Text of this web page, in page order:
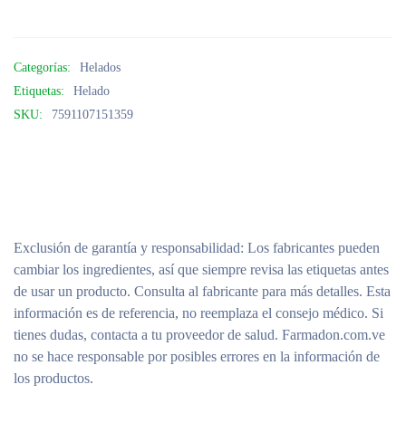
Categorías:
Helados
Etiquetas:
Helado
SKU:
7591107151359
Exclusión de garantía y responsabilidad: Los fabricantes pueden
cambiar los ingredientes, así que siempre revisa las etiquetas antes
de usar un producto. Consulta al fabricante para más detalles. Esta
información es de referencia, no reemplaza el consejo médico. Si
tienes dudas, contacta a tu proveedor de salud. Farmadon.com.ve
no se hace responsable por posibles errores en la información de
los productos.